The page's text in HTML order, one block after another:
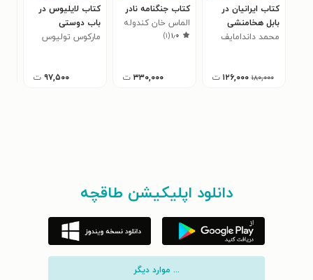
کتاب ایرانیان در
بابل هخامنشی
محمد داندامایف
۱۸۰,۰۰۰ ۱۲۶,۰۰۰ ت
کتاب جنگنامه نادر
الماس خان کندوله
ای ۱٫۰(۱)
۳۳۰,۰۰۰ ت
کتاب لایلیوس در
باب دوستی
مارکوس تولیوس
۹۷,۵۰۰ ت
دانلود اپلیکیشن طاقچه
... موارد دیگر